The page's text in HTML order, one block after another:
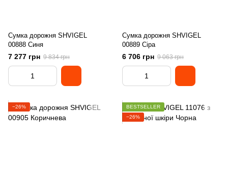
Сумка дорожня SHVIGEL
00888 Синя
7 277 грн 9 834 грн
Сумка дорожня SHVIGEL
00889 Сіра
6 706 грн 9 063 грн
−26%
BESTSELLER
−26%